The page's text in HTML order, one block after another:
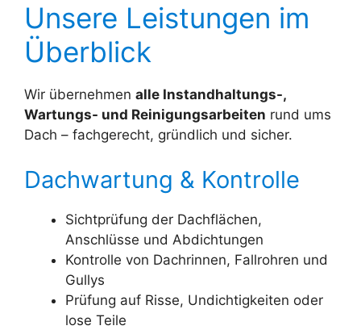
Unsere Leistungen im
Überblick
Wir übernehmen alle Instandhaltungs-,
Wartungs- und Reinigungsarbeiten rund ums
Dach – fachgerecht, gründlich und sicher.
Dachwartung & Kontrolle
Sichtprüfung der Dachflächen,
Anschlüsse und Abdichtungen
Kontrolle von Dachrinnen, Fallrohren und
Gullys
Prüfung auf Risse, Undichtigkeiten oder
lose Teile